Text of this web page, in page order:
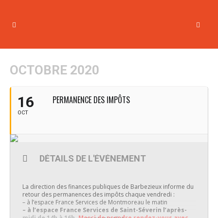
OCTOBRE 2020
16
OCT
PERMANENCE DES IMPÔTS
DÉTAILS DE L'ÉVÉNEMENT
La direction des finances publiques de Barbezieux informe du
retour des permanences des impôts chaque vendredi :
– à l’espace France Services de Montmoreau le matin
– à l’espace France Services de Saint-Séverin l’après-